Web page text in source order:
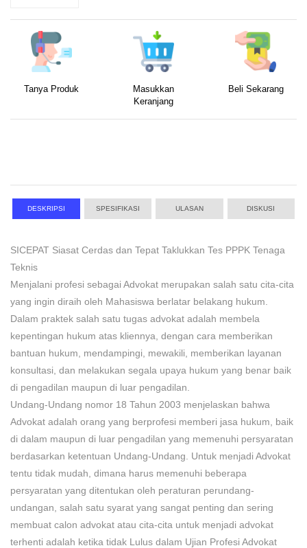
Tanya Produk
Masukkan
Keranjang
Beli Sekarang
DESKRIPSI SPESIFIKASI ULASAN DISKUSI
SICEPAT Siasat Cerdas dan Tepat Taklukkan Tes PPPK Tenaga
Teknis
Menjalani profesi sebagai Advokat merupakan salah satu cita-cita
yang ingin diraih oleh Mahasiswa berlatar belakang hukum.
Dalam praktek salah satu tugas advokat adalah membela
kepentingan hukum atas kliennya, dengan cara memberikan
bantuan hukum, mendampingi, mewakili, memberikan layanan
konsultasi, dan melakukan segala upaya hukum yang benar baik
di pengadilan maupun di luar pengadilan.
Undang-Undang nomor 18 Tahun 2003 menjelaskan bahwa
Advokat adalah orang yang berprofesi memberi jasa hukum, baik
di dalam maupun di luar pengadilan yang memenuhi persyaratan
berdasarkan ketentuan Undang-Undang. Untuk menjadi Advokat
tentu tidak mudah, dimana harus memenuhi beberapa
persyaratan yang ditentukan oleh peraturan perundang-
undangan, salah satu syarat yang sangat penting dan sering
membuat calon advokat atau cita-cita untuk menjadi advokat
terhenti adalah ketika tidak Lulus dalam Ujian Profesi Advokat